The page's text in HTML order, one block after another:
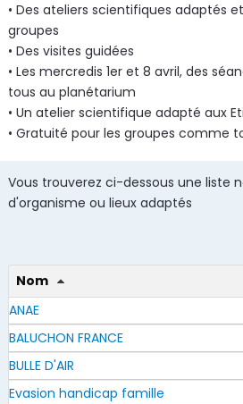
• Des ateliers scientifiques adaptés
groupes
• Des visites guidées
• Les mercredis 1er et 8 avril, des
tous au planétarium
• Un atelier scientifique adapté aux
• Gratuité pour les groupes comme
Vous trouverez ci-dessous une liste
d'organisme ou lieux adaptés
Nom
ANAE
BALUCHON FRANCE
BULLE D'AIR
Evasion handicap famille